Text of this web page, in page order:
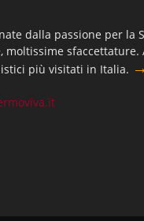
dalla passione per la
più visitati in Italia.